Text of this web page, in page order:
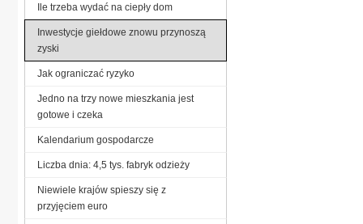
Ile trzeba wydać na ciepły dom
Inwestycje giełdowe znowu przynoszą
zyski
Jak ograniczać ryzyko
Jedno na trzy nowe mieszkania jest
gotowe i czeka
Kalendarium gospodarcze
Liczba dnia: 4,5 tys. fabryk odzieży
Niewiele krajów spieszy się z
przyjęciem euro